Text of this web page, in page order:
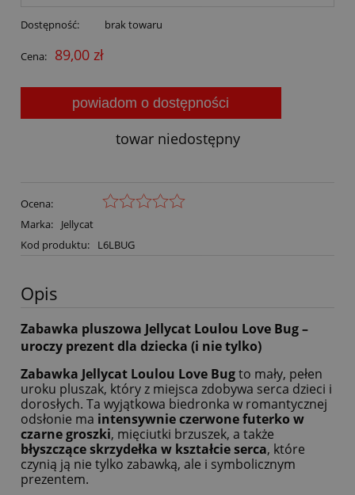
Dostępność: brak towaru
Cena: 89,00 zł
powiadom o dostępności
towar niedostępny
Ocena:
Marka:
Jellycat
Kod produktu:
L6LBUG
Opis
Zabawka pluszowa Jellycat Loulou Love Bug –
uroczy prezent dla dziecka (i nie tylko)
Zabawka Jellycat Loulou Love Bugto mały, pełen
uroku pluszak, który z miejsca zdobywa serca dzieci i
dorosłych. Ta wyjątkowa biedronka w romantycznej
odsłonie ma intensywnie czerwone futerko w
czarne groszki, mięciutki brzuszek, a także
błyszczące skrzydełka w kształcie serca, które
czynią ją nie tylko zabawką, ale i symbolicznym
prezentem.